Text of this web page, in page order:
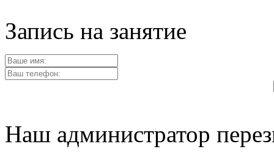
Запись на занятие
Наш администратор